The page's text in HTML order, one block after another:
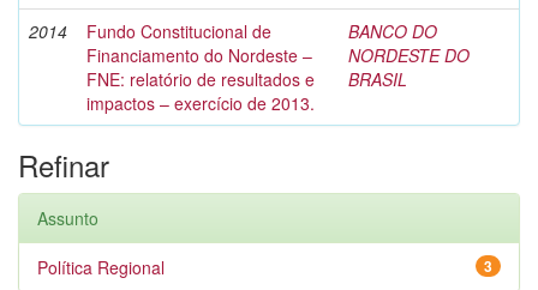
2014
Fundo Constitucional de
Financiamento do Nordeste –
FNE: relatório de resultados e
impactos – exercício de 2013.
BANCO DO
NORDESTE DO
BRASIL
Refinar
Assunto
3
Política Regional